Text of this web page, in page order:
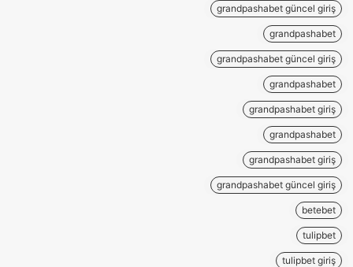
grandpashabet güncel giriş
grandpashabet
grandpashabet güncel giriş
grandpashabet
grandpashabet giriş
grandpashabet
grandpashabet giriş
grandpashabet güncel giriş
betebet
tulipbet
tulipbet giriş